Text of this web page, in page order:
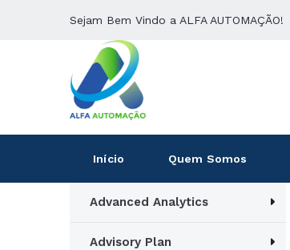
Sejam Bem Vindo a ALFA AUTOMAÇÃO!
Início Quem Somos
Advanced Analytics
Advisory Plan